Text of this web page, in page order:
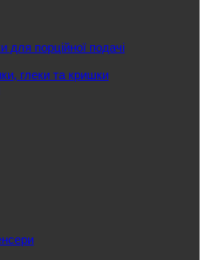
для порційної подачі
глеки та кришки